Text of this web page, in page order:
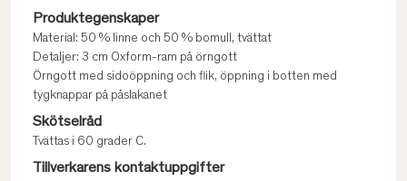
Produktegenskaper
Material: 50 % linne och 50 % bomull, tvättat
Detaljer: 3 cm Oxform-ram på örngott
Örngott med sidoöppning och flik, öppning i botten med
tygknappar på påslakanet
Skötselråd
Tvättas i 60 grader C.
Tillverkarens kontaktuppgifter